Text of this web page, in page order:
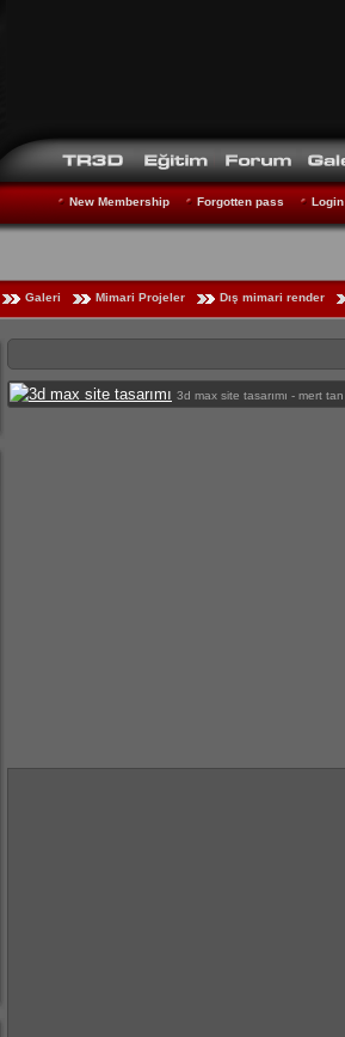
New Membership Forgotten pass Login
Galeri Mimari Projeler Dış mimari render
3d max site tasarımı - mert tan